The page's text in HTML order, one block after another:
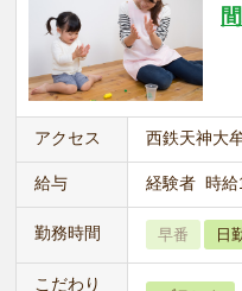
アクセス 西鉄天神大
給与 経験者 時給
勤務時間 早番 日
こだわり